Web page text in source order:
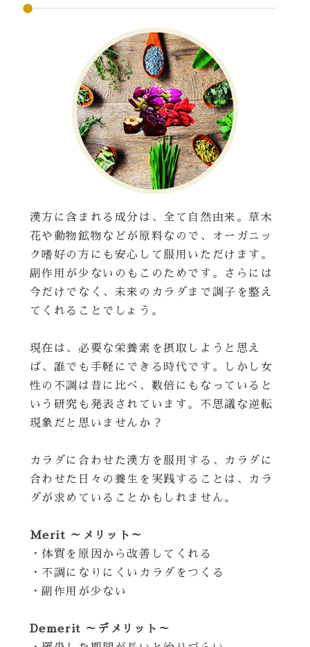
漢方に含まれる成分は、全て自然由来。草木
花や動物鉱物などが原料なので、オーガニッ
ク嗜好の方にも安心して服用いただけます。
副作用が少ないのもこのためです。さらには
今だけでなく、未来のカラダまで調子を整え
てくれることでしょう。
現在は、必要な栄養素を摂取しようと思え
ば、誰でも手軽にできる時代です。しかし女
性の不調は昔に比べ、数倍にもなっていると
いう研究も発表されています。不思議な逆転
現象だと思いませんか？
カラダに合わせた漢方を服用する、カラダに
合わせた日々の養生を実践することは、カラ
ダが求めていることかもしれません。
Merit ～メリット～
・体質を原因から改善してくれる
・不調になりにくいカラダをつくる
・副作用が少ない
Demerit ～デメリット～